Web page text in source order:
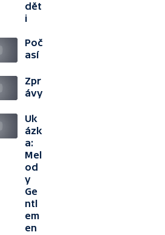
dět
i
Poč
así
Zpr
ávy
Uk
ázk
a:
Mel
od
y
Ge
ntl
em
en